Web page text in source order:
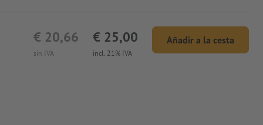
sin IVA
€ 20,66
incl. 21% IVA
€ 25,00 Añadir a la cesta